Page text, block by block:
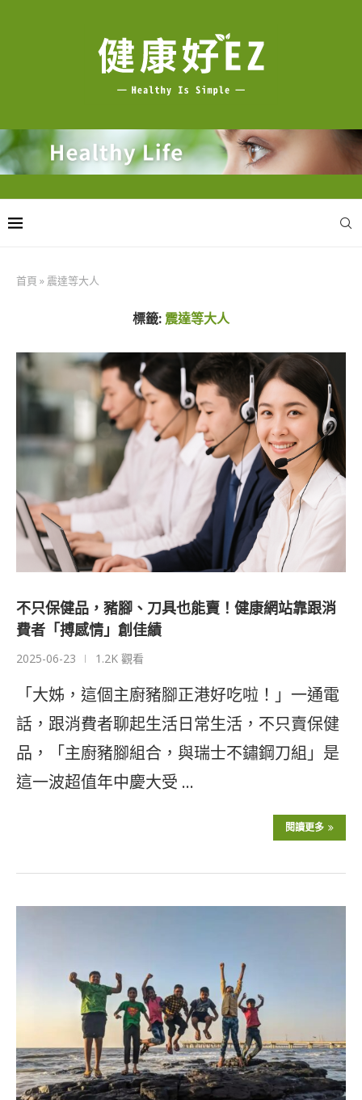
首頁 » 震達等大人
標籤:震達等大人
不只保健品，豬腳、刀具也能賣！健康網站靠跟消
費者「搏感情」創佳績
2025-06-23 1.2K 觀看
「大姊，這個主廚豬腳正港好吃啦！」一通電
話，跟消費者聊起生活日常生活，不只賣保健
品，「主廚豬腳組合，與瑞士不鏽鋼刀組」是
這一波超值年中慶大受 …
閱讀更多